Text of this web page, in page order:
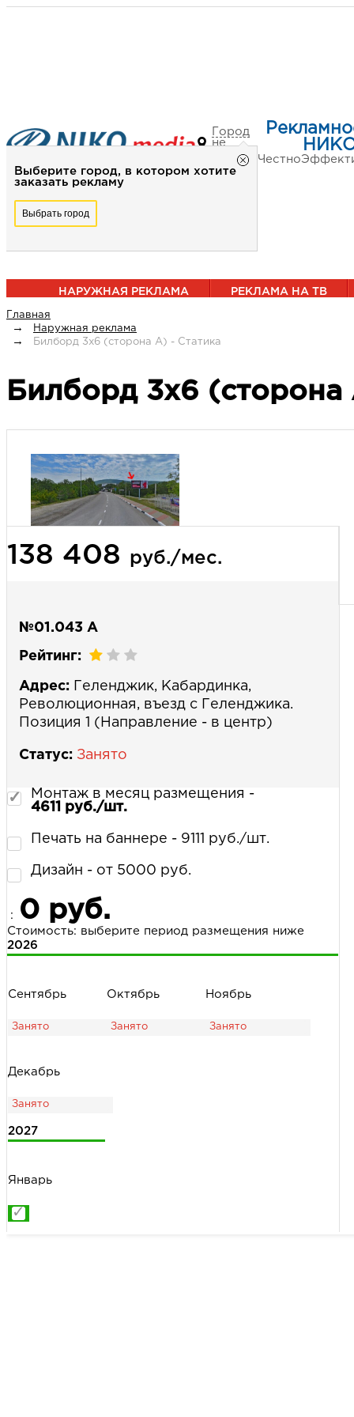
Город
не
выбран
Выберите город, в котором хотите
заказать рекламу
Выбрать город
Честно
НАРУЖНАЯ РЕКЛАМА РЕКЛАМА НА ТВ
Главная
Наружная реклама
Билборд 3х6 (сторона А) - Статика
Билборд 3х6 (сторона
138 408 руб./мес.
№01.043 А
Рейтинг:
Адрес: Геленджик, Кабардинка,
Революционная, въезд с Геленджика.
Позиция 1 (Направление - в центр)
Статус: Занято
Монтаж в месяц размещения -
4611 руб./шт.
Печать на баннере - 9111 руб./шт.
Дизайн - от 5000 руб.
: 0 руб.
Стоимость: выберите период размещения ниже
2026
Сентябрь Октябрь Ноябрь
Декабрь
2027
Январь